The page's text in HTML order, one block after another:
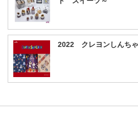
2022 クレヨンしんち